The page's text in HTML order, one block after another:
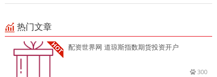
热门文章
配资世界网 道琼斯指数期货投资开户
300